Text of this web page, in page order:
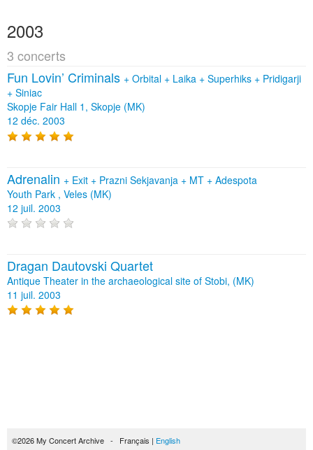
2003
3 concerts
Fun Lovin’ Criminals + Orbital + Laika + Superhiks + Pridigarji
+ Siniac
Skopje Fair Hall 1, Skopje (MK)
12 déc. 2003
Adrenalin + Exit + Prazni Sekjavanja + MT + Adespota
Youth Park , Veles (MK)
12 juil. 2003
Dragan Dautovski Quartet
Antique Theater in the archaeological site of Stobi, (MK)
11 juil. 2003
©2026 My Concert Archive - Français | English